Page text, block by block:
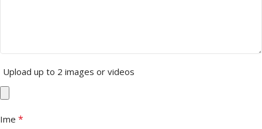
Upload up to 2 images or videos
Ime *